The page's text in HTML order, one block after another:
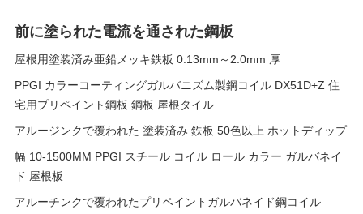
前に塗られた電流を通された鋼板
屋根用塗装済み亜鉛メッキ鉄板 0.13mm～2.0mm 厚
PPGI カラーコーティングガルバニズム製鋼コイル DX51D+Z 住
宅用プリペイント鋼板 鋼板 屋根タイル
アルージンクで覆われた 塗装済み 鉄板 50色以上 ホットディップ
幅 10-1500MM PPGI スチール コイル ロール カラー ガルバネイ
ド 屋根板
アルーチンクで覆われたプリペイントガルバネイド鋼コイル